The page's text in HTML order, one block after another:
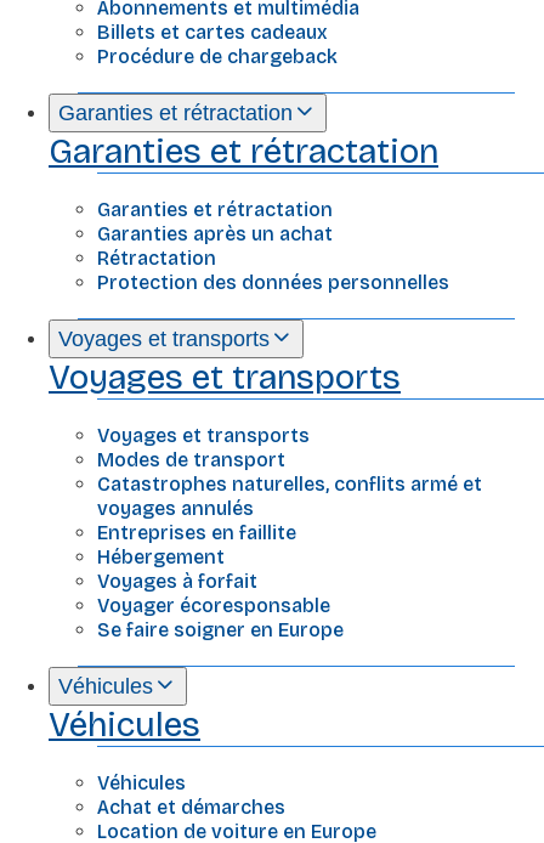
Abonnements et multimédia
Billets et cartes cadeaux
Procédure de chargeback
Garanties et rétractation
Garanties et rétractation
Garanties et rétractation
Garanties après un achat
Rétractation
Protection des données personnelles
Voyages et transports
Voyages et transports
Voyages et transports
Modes de transport
Catastrophes naturelles, conflits armé et
voyages annulés
Entreprises en faillite
Hébergement
Voyages à forfait
Voyager écoresponsable
Se faire soigner en Europe
Véhicules
Véhicules
Véhicules
Achat et démarches
Location de voiture en Europe